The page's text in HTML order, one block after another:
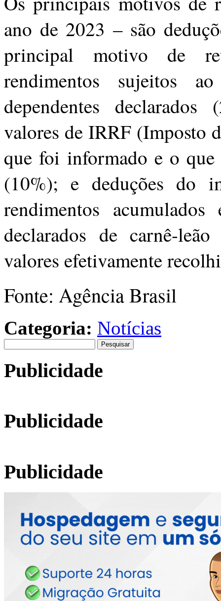
ano de 2023 – são
principal motivo de
rendimentos sujeitos
dependentes
valores de IRRF (Imposto
que foi informado e o que
(10%); e deduções do
rendimentos
declarados de carnê-
valores efetivamente
Fonte: Agência Brasil
Categoria: Notícias
por:
Publicidade
Publicidade
Publicidade